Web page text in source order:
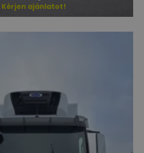
Kérjen ajánlatot!